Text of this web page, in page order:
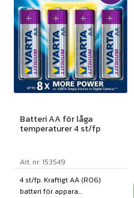
Batteri AA för låga
temperaturer 4 st/fp
Art. nr: 153549
4 st/fp. Kraftigt AA (R06)
batteri för appara...